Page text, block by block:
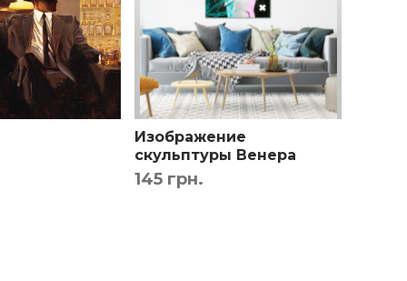
Изображение
скульптуры Венера
Милосская
145 грн.